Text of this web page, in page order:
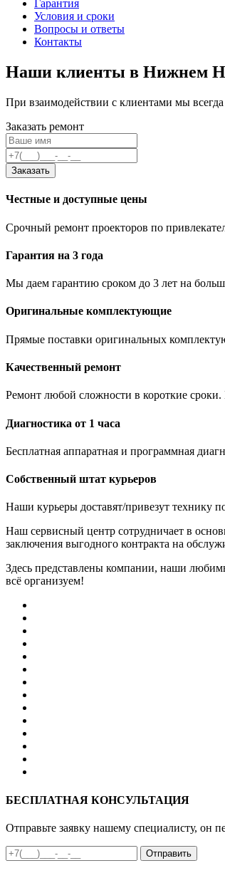
Гарантия
Условия и сроки
Вопросы и ответы
Контакты
Наши клиенты в Нижнем
При взаимодействии с клиентами мы
Заказать ремонт
Заказать
Честные и доступные цены
Срочный ремонт проекторов по
Гарантия на 3 года
Мы даем гарантию сроком до 3 лет на
Оригинальные комплектующие
Прямые поставки оригинальных
Качественный ремонт
Ремонт любой сложности в короткие
Диагностика от 1 часа
Бесплатная аппаратная и программная
Собственный штат курьеров
Наши курьеры доставят/привезут технику
Наш сервисный центр сотрудничает в
заключения выгодного контракта на
Здесь представлены компании, наши
всё организуем!
БЕСПЛАТНАЯ КОНСУЛЬТАЦИЯ
Отправьте заявку нашему специалисту, он
Отправить